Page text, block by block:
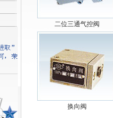
二位三通气控阀
换向阀